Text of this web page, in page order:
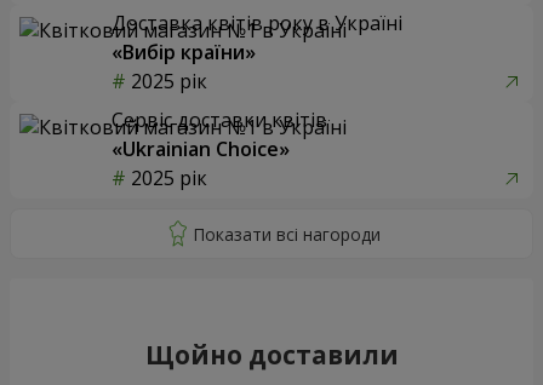
Доставка квітів року в Україні
«Вибір країни»
2025 рік
Сервіс доставки квітів
«Ukrainian Choice»
2025 рік
Щойно доставили